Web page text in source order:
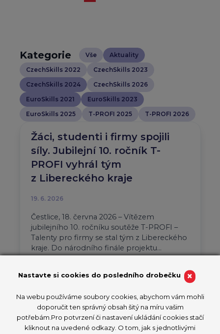
Kategorie Vše
Aktuality
CzechSkills 2022
CzechSkills 2023
CzechSkills 2024
CzechSkills 2026
EuroSkills 2021
EuroSkills 2023
EuroSkills 2025
T-PROFI 2025 T-PROFI 2026
Žáci, studenti i firmy spojili
síly. Jubilejní 10. ročník T-
PROFI vyhrál tým
z Libereckého kraje
19. 6. 2026
Čestlice, 18. června 2026 – Vítězem
jubilejního 10. ročníku soutěže T-PROFI –
Talenty pro firmy se stal tým z Libereckého
kraje. Do národního finále projektu…
×
Nastavte si cookies do posledního drobečku
Na webu používáme soubory cookies, abychom vám mohli
doporučit ten správný obsah šitý na míru vašim
potřebám.Pro potvrzení či nastavení ukládání cookies stačí
kliknout na uvedené odkazy. O tom, jak s jednotlivými